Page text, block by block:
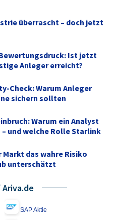
überrascht – doch jetzt
Ist jetzt
Anleger erreicht?
Check: Warum Anleger
sichern sollten
Warum ein Analyst
und welche Rolle Starlink
Markt das wahre Risiko
unterschätzt
SAP Aktie